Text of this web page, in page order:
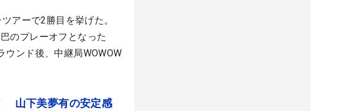
アーで2勝目を挙げた。
のプレーオフとなった
ウンド後、中継局WOWOW
山下美夢有の安定感